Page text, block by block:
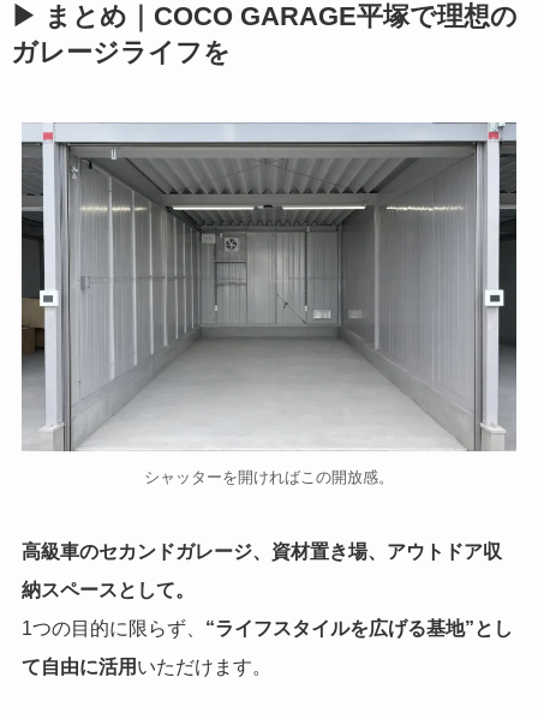
▶ まとめ｜COCO GARAGE平塚で理想の
ガレージライフを
シャッターを開ければこの開放感。
高級車のセカンドガレージ、資材置き場、アウトドア収
納スペースとして。
1つの目的に限らず、 “ライフスタイルを広げる基地”とし
て自由に活用 いただけます。